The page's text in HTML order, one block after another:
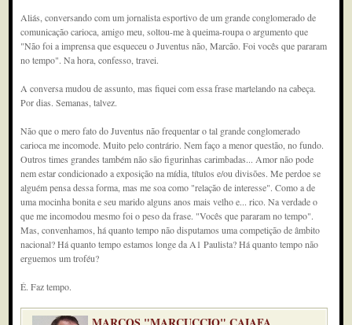
Aliás, conversando com um jornalista esportivo de um grande conglomerado de
comunicação carioca, amigo meu, soltou-me à queima-roupa o argumento que
"Não foi a imprensa que esqueceu o Juventus não, Marcão. Foi vocês que pararam
no tempo". Na hora, confesso, travei.
A conversa mudou de assunto, mas fiquei com essa frase martelando na cabeça.
Por dias. Semanas, talvez.
Não que o mero fato do Juventus não frequentar o tal grande conglomerado
carioca me incomode. Muito pelo contrário. Nem faço a menor questão, no fundo.
Outros times grandes também não são figurinhas carimbadas... Amor não pode
nem estar condicionado a exposição na mídia, títulos e/ou divisões. Me perdoe se
alguém pensa dessa forma, mas me soa como "relação de interesse". Como a de
uma mocinha bonita e seu marido alguns anos mais velho e... rico. Na verdade o
que me incomodou mesmo foi o peso da frase. "Vocês que pararam no tempo".
Mas, convenhamos, há quanto tempo não disputamos uma competição de âmbito
nacional? Há quanto tempo estamos longe da A1 Paulista? Há quanto tempo não
erguemos um troféu?
É. Faz tempo.